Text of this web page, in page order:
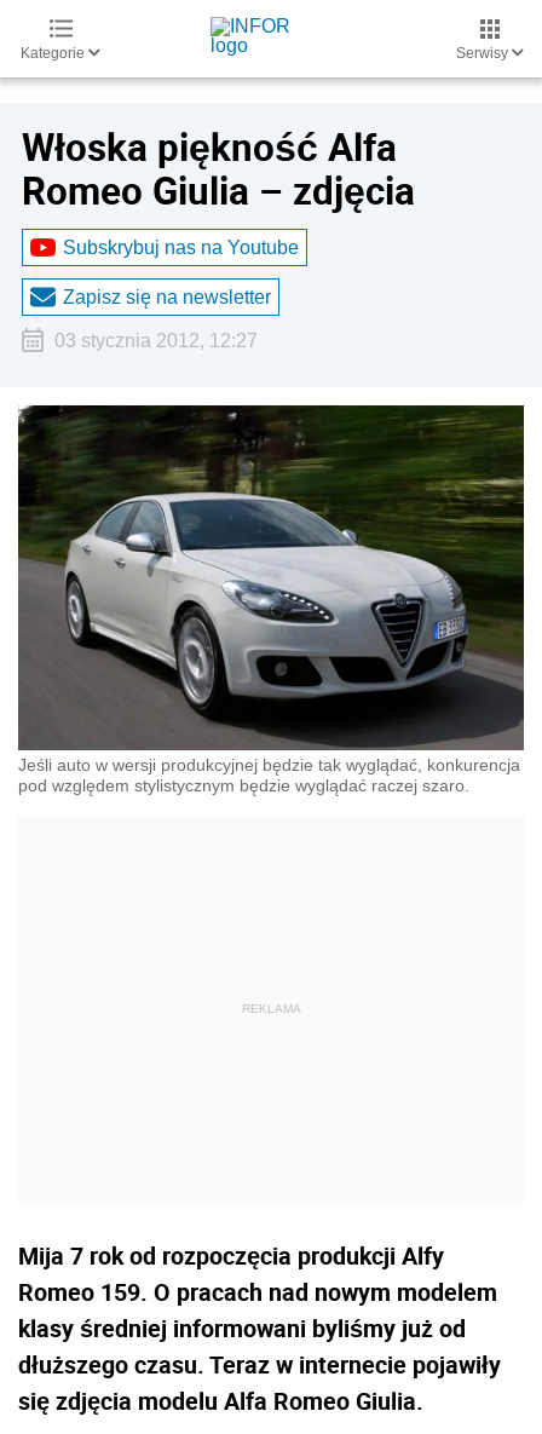
Kategorie Serwisy
Włoska piękność Alfa
Romeo Giulia – zdjęcia
Subskrybuj nas na Youtube
Zapisz się na newsletter
03 stycznia 2012, 12:27
Jeśli auto w wersji produkcyjnej będzie tak wyglądać, konkurencja
pod względem stylistycznym będzie wyglądać raczej szaro.
Mija 7 rok od rozpoczęcia produkcji Alfy
Romeo 159. O pracach nad nowym modelem
klasy średniej informowani byliśmy już od
dłuższego czasu. Teraz w internecie pojawiły
się zdjęcia modelu Alfa Romeo Giulia.